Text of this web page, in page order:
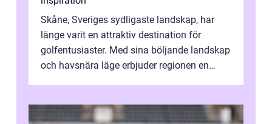
Skåne, Sveriges sydligaste landskap, har
länge varit en attraktiv destination för
golfentusiaster. Med sina böljande landskap
och havsnära läge erbjuder regionen en